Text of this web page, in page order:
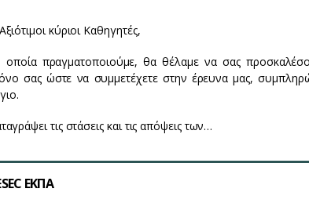
κύριοι Καθηγητές,
οποία πραγματοποιούμε, θα θέλαμε να σας
σας ώστε να συμμετέχετε στην έρευνα μας,
τις στάσεις και τις απόψεις των…
ΕΚΠΑ